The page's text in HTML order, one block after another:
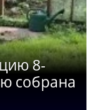
8-
собрана